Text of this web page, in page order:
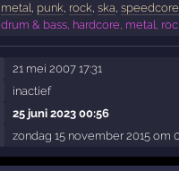
metal, punk, rock, ska, speedcore
drum & bass, hardcore, metal,
21 mei 2007 17:31
inactief
25 juni 2023 00:56
zondag 15 november 2015 om